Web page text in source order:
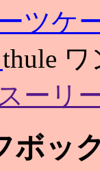
ツケ
thule
スーリ
ボッ